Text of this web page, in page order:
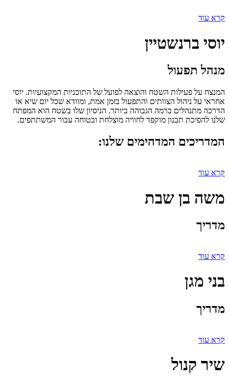
קרא עוד
יוסי ברנשטיין
מנהל תפעול
המנצח על פעילות השטח והוצאה לפועל של התוכניות המקצועיות. יוסי
אחראי על ניהול הצוותים והתפעול בזמן אמת, ומוודא שכל יום שיא או
הדרכה מתנהלים ברמה הגבוהה ביותר. הניסיון שלו בשטח הוא המפתח
שלנו להפיכת תכנון מוקפד לחוויה מוצלחת ובטוחה עבור המשתתפים.
המדריכים המדהימים שלנו:
קרא עוד
משה בן שבת
מדריך
קרא עוד
בני מגן
מדריך
קרא עוד
שיר קנול